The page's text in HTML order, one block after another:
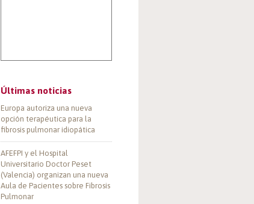
Últimas noticias
Europa autoriza una nueva
opción terapéutica para la
fibrosis pulmonar idiopática
AFEFPI y el Hospital
Universitario Doctor Peset
(Valencia) organizan una nueva
Aula de Pacientes sobre Fibrosis
Pulmonar